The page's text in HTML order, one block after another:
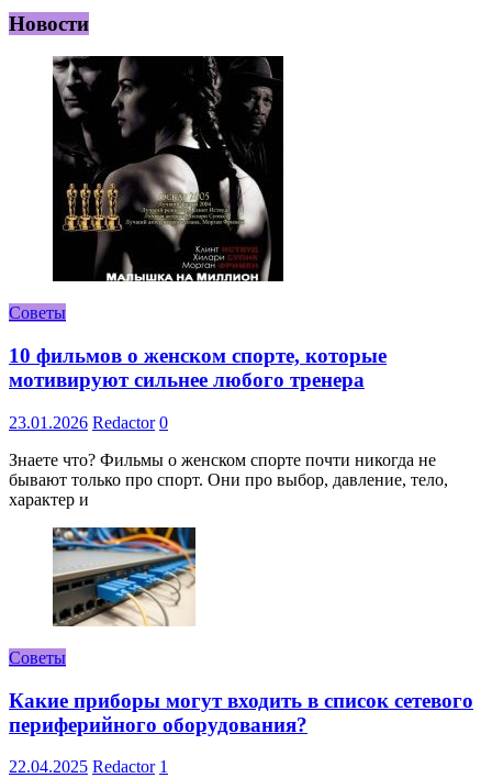
Новости
Советы
10 фильмов о женском спорте, которые
мотивируют сильнее любого тренера
23.01.2026 Redactor 0
Знаете что? Фильмы о женском спорте почти никогда не
бывают только про спорт. Они про выбор, давление, тело,
характер и
Советы
Какие приборы могут входить в список сетевого
периферийного оборудования?
22.04.2025 Redactor 1